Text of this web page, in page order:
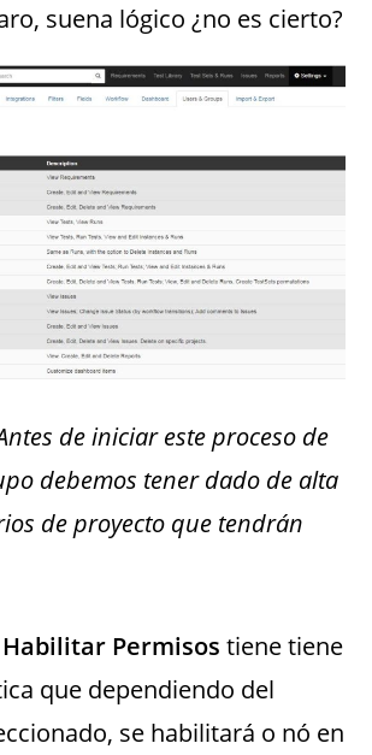
suena lógico ¿no es cierto?
de iniciar este proceso de
debemos tener dado de alta
de proyecto que tendrán
Habilitar Permisos tiene tiene
que dependiendo del
se habilitará o nó en